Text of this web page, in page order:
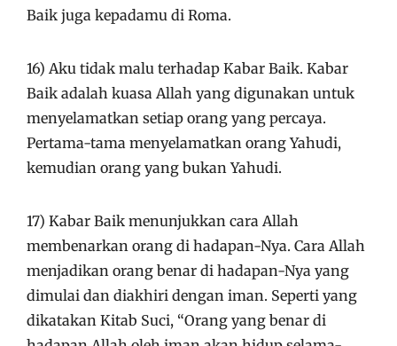
Baik juga kepadamu di Roma.
16) Aku tidak malu terhadap Kabar Baik. Kabar
Baik adalah kuasa Allah yang digunakan untuk
menyelamatkan setiap orang yang percaya.
Pertama-tama menyelamatkan orang Yahudi,
kemudian orang yang bukan Yahudi.
17) Kabar Baik menunjukkan cara Allah
membenarkan orang di hadapan-Nya. Cara Allah
menjadikan orang benar di hadapan-Nya yang
dimulai dan diakhiri dengan iman. Seperti yang
dikatakan Kitab Suci, “Orang yang benar di